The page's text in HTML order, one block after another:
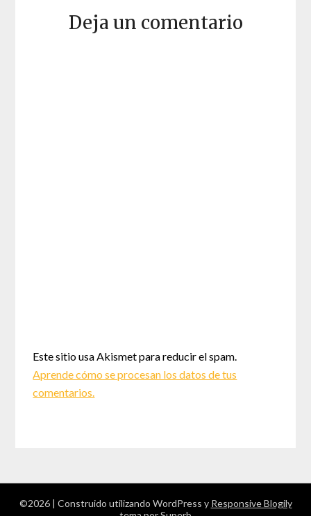
Deja un comentario
Este sitio usa Akismet para reducir el spam.
Aprende cómo se procesan los datos de tus
comentarios.
©2026 | Construido utilizando WordPress y Responsive Blogily